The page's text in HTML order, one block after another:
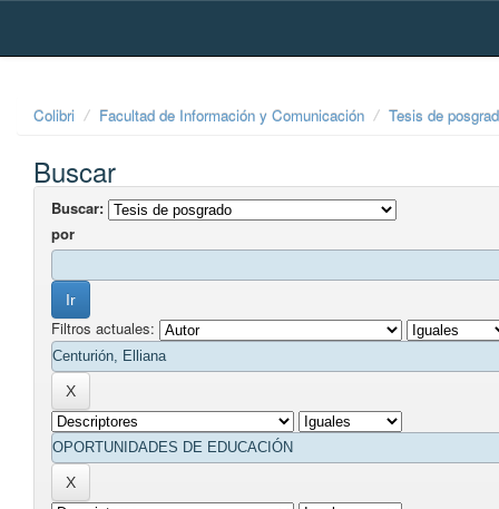
Skip
Colibri Facultad de Información y Comunicación Tesis de
Buscar
Buscar:
por
Filtros actuales: